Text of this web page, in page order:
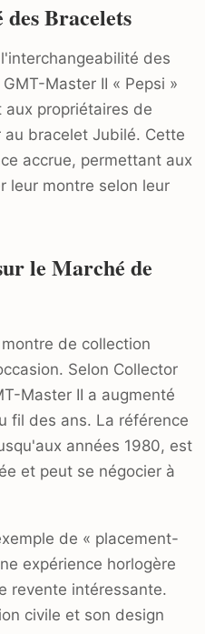
Bracelets
des
Master II « Pepsi »
aux propriétaires de
bracelet Jubilé. Cette
accrue, permettant aux
leur montre selon leur
le Marché de
de collection
Selon Collector
Master II a augmenté
fil des ans. La référence
années 1980, est
et peut se négocier à
de « placement-
expérience horlogère
revente intéressante.
civile et son design